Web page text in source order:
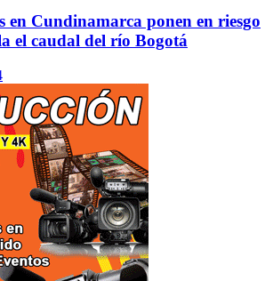
en Cundinamarca ponen en riesgo
el caudal del río Bogotá